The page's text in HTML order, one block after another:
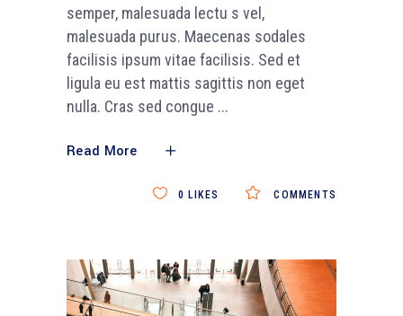
semper, malesuada lectu s vel,
malesuada purus. Maecenas sodales
facilisis ipsum vitae facilisis. Sed et
ligula eu est mattis sagittis non eget
nulla. Cras sed congue
Read More
COMMENTS
0 LIKES